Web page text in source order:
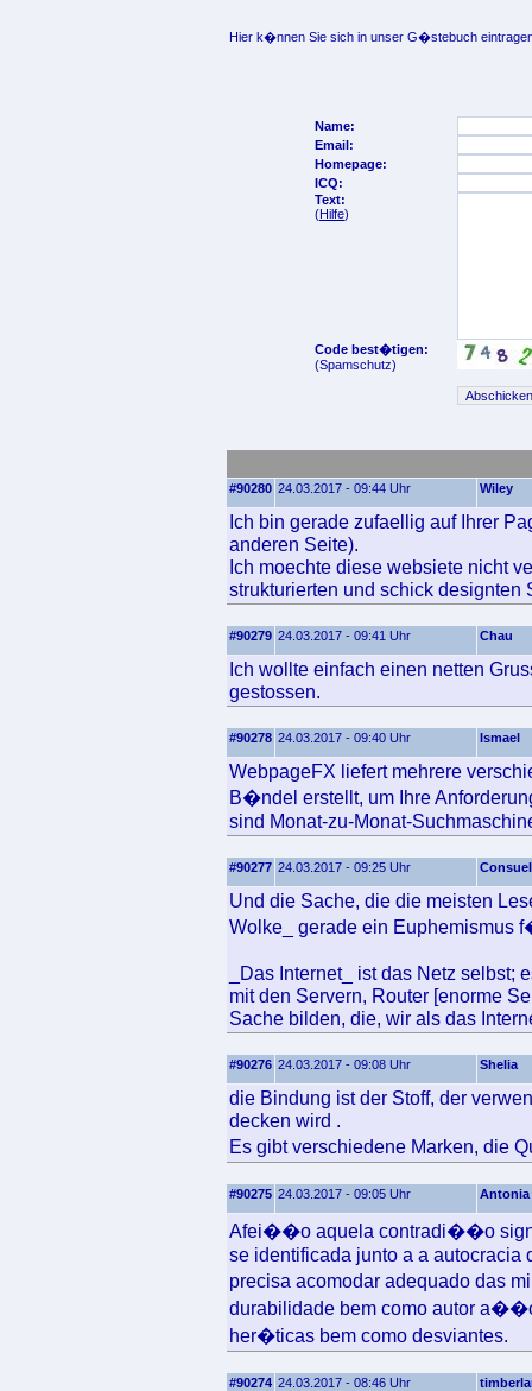
Hier k�nnen Sie sich in unser G�stebuch
Name:
Email:
Homepage:
ICQ:
Text:
(Hilfe)
Code best�tigen:
(Spamschutz)
#90280 24.03.2017 - 09:44 Uhr Wiley
Ich bin gerade zufaellig auf Ihrer
anderen Seite).
Ich moechte diese websiete nicht
strukturierten und schick designten
#90279 24.03.2017 - 09:41 Uhr Chau
Ich wollte einfach einen netten
gestossen.
#90278 24.03.2017 - 09:40 Uhr Ismael
WebpageFX liefert mehrere
B�ndel erstellt, um Ihre
sind Monat-zu-Monat-
#90277 24.03.2017 - 09:25 Uhr
Und die Sache, die die meisten
Wolke_ gerade ein Euphemismus
_Das Internet_ ist das Netz selbst;
mit den Servern, Router [enorme
Sache bilden, die, wir als das
#90276 24.03.2017 - 09:08 Uhr Shelia
die Bindung ist der Stoff, der
decken wird .
Es gibt verschiedene Marken, die
#90275 24.03.2017 - 09:05 Uhr Antonia
Afei��o aquela contradi��o
se identificada junto a a autocracia
precisa acomodar adequado das
durabilidade bem como autor
her�ticas bem como desviantes.
#90274 24.03.2017 - 08:46 Uhr